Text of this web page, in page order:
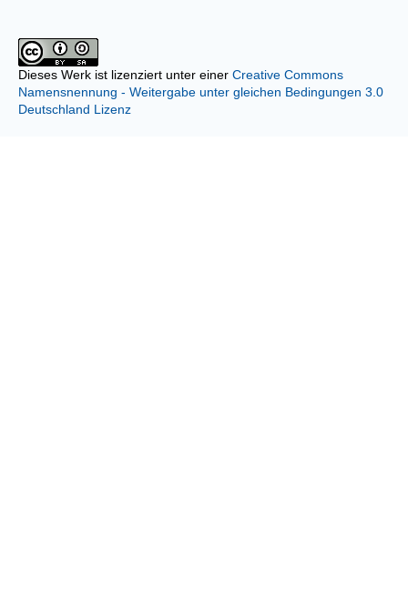
Dieses Werk ist lizenziert unter einer Creative Commons
Namensnennung - Weitergabe unter gleichen Bedingungen 3.0
Deutschland Lizenz